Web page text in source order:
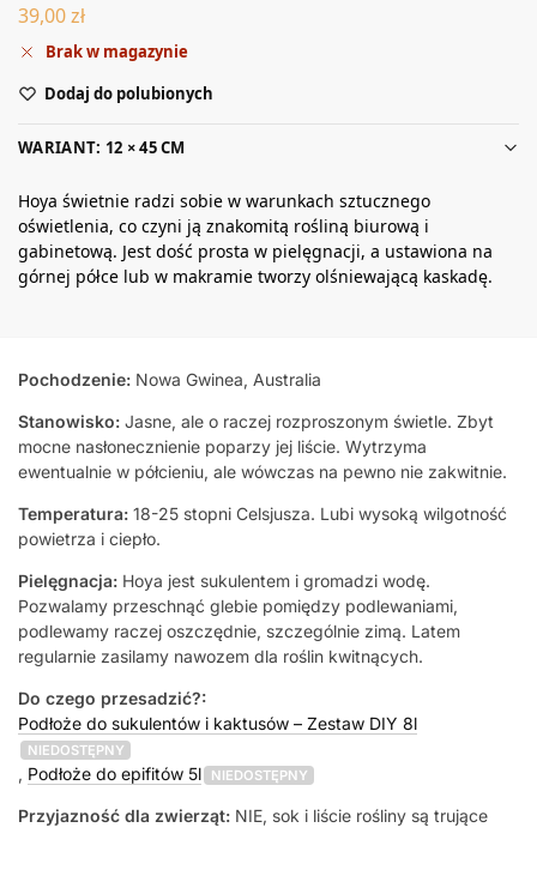
39,00zł
Brak w magazynie
Dodaj do polubionych
WARIANT: 12 × 45 CM
Hoya świetnie radzi sobie w warunkach sztucznego
oświetlenia, co czyni ją znakomitą rośliną biurową i
gabinetową. Jest dość prosta w pielęgnacji, a ustawiona na
górnej półce lub w makramie tworzy olśniewającą kaskadę.
Pochodzenie: Nowa Gwinea, Australia
Stanowisko: Jasne, ale o raczej rozproszonym świetle. Zbyt
mocne nasłonecznienie poparzy jej liście. Wytrzyma
ewentualnie w półcieniu, ale wówczas na pewno nie zakwitnie.
Temperatura: 18-25 stopni Celsjusza. Lubi wysoką wilgotność
powietrza i ciepło.
Pielęgnacja: Hoya jest sukulentem i gromadzi wodę.
Pozwalamy przeschnąć glebie pomiędzy podlewaniami,
podlewamy raczej oszczędnie, szczególnie zimą. Latem
regularnie zasilamy nawozem dla roślin kwitnących.
Do czego przesadzić?:
Podłoże do sukulentów i kaktusów – Zestaw DIY 8l
NIEDOSTĘPNY
, Podłoże do epifitów 5l NIEDOSTĘPNY
Przyjazność dla zwierząt: NIE, sok i liście rośliny są trujące